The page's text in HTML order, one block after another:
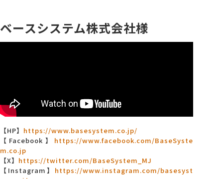
ベースシステム株式会社様
【HP】 https://www.basesystem.co.jp/
【Facebook】 https://www.facebook.com/BaseSyste
m.co.jp
【X】 https://twitter.com/BaseSystem_MJ
【Instagram】 https://www.instagram.com/basesyst